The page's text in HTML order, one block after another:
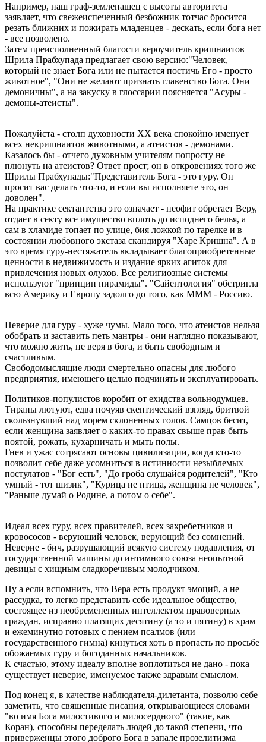
Например, наш граф-землепашец с высоты авторитета
заявляет, что свежеиспеченный безбожник тотчас бросится
резать ближних и пожирать младенцев - дескать, если бога нет
- все позволено.
Затем преисполненный благости вероучитель кришнаитов
Шрила Прабхупада предлагает свою версию:"Человек,
который не знает Бога или не пытается постичь Его - просто
животное", "Они не желают признать главенство Бога. Они
демоничны", а на закуску в глоссарии поясняется "Асуры -
демоны-атеисты".
Пожалуйста - столп духовности XX века спокойно именует
всех некришнаитов животными, а атеистов - демонами.
Казалось бы - отчего духовным учителям попросту не
плюнуть на атеистов? Ответ прост; он в откровениях того же
Шрилы Прабхупады:"Представитель Бога - это гуру. Он
просит вас делать что-то, и если вы исполняете это, он
доволен".
На практике сектантства это означает - неофит обретает Веру,
отдает в секту все имущество вплоть до исподнего белья, а
сам в хламиде топает по улице, бия ложкой по тарелке и в
состоянии любовного экстаза скандируя "Харе Кришна". А в
это время гуру-нестяжатель вкладывает благоприобретенные
ценности в недвижимость и издание ярких агиток для
привлечения новых олухов. Все религиозные системы
используют "принцип пирамиды". "Сайентология" обстригла
всю Америку и Европу задолго до того, как МММ - Россию.
Неверие для гуру - хуже чумы. Мало того, что атеистов нельзя
обобрать и заставить петь мантры - они наглядно показывают,
что можно жить, не веря в бога, и быть свободным и
счастливым.
Свободомыслящие люди смертельно опасны для любого
предприятия, имеющего целью подчинять и эксплуатировать.
Политиков-популистов коробит от ехидства вольнодумцев.
Тираны лютуют, едва почуяв скептический взгляд, бритвой
скользнувший над морем склоненных голов. Самцов бесит,
если женщина заявляет о каких-то правах свыше прав быть
поятой, рожать, кухарничать и мыть полы.
Гнев и ужас сотрясают основы цивилизации, когда кто-то
позволит себе даже усомниться в истинности незыблемых
постулатов - "Бог есть", "До гроба слушайся родителей", "Кто
умный - тот шизик", "Курица не птица, женщина не человек",
"Раньше думай о Родине, а потом о себе".
Идеал всех гуру, всех правителей, всех захребетников и
кровососов - верующий человек, верующий без сомнений.
Неверие - бич, разрушающий всякую систему подавления, от
государственной машины до интимного союза неопытной
девицы с хищным сладкоречивым молодчиком.
Ну а если вспомнить, что Вера есть продукт эмоций, а не
рассудка, то легко представить себе идеальное общество,
состоящее из необремененных интеллектом правоверных
граждан, исправно платящих десятину (а то и пятину) в храм
и ежеминутно готовых с пением псалмов (или
государственного гимна) кинуться хоть в пропасть по просьбе
обожаемых гуру и богоданных начальников.
К счастью, этому идеалу вполне воплотиться не дано - пока
существует неверие, именуемое также здравым смыслом.
Под конец я, в качестве наблюдателя-дилетанта, позволю себе
заметить, что священные писания, открывающиеся словами
"во имя Бога милостивого и милосердного" (такие, как
Коран), способны переделать людей до такой степени, что
приверженцы этого доброго Бога в запале прозелитизма